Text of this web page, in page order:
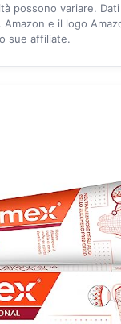
possono variare.
Amazon e il logo
sue affiliate.